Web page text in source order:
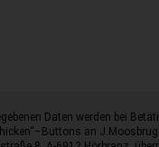
Daten werden bei
an